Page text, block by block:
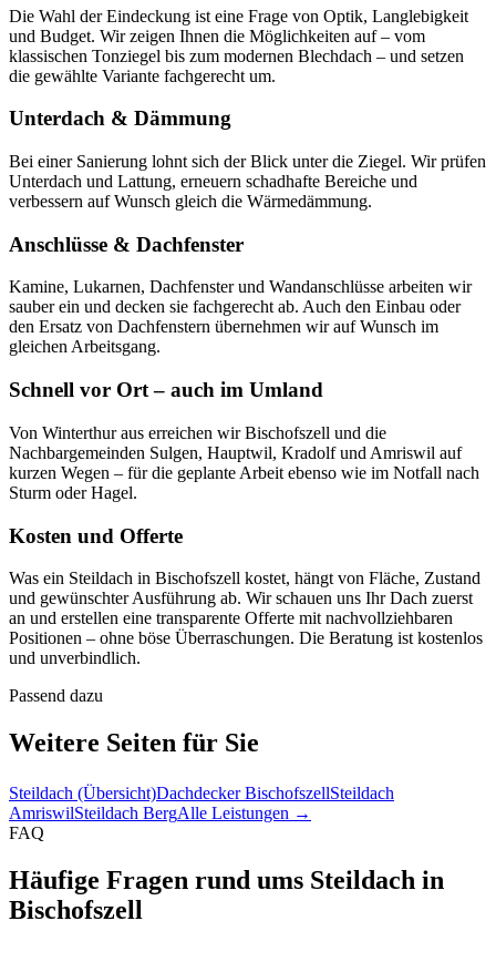
Die Wahl der Eindeckung ist eine Frage von Optik, Langlebigkeit
und Budget. Wir zeigen Ihnen die Möglichkeiten auf – vom
klassischen Tonziegel bis zum modernen Blechdach – und setzen
die gewählte Variante fachgerecht um.
Unterdach & Dämmung
Bei einer Sanierung lohnt sich der Blick unter die Ziegel. Wir prüfen
Unterdach und Lattung, erneuern schadhafte Bereiche und
verbessern auf Wunsch gleich die Wärmedämmung.
Anschlüsse & Dachfenster
Kamine, Lukarnen, Dachfenster und Wandanschlüsse arbeiten wir
sauber ein und decken sie fachgerecht ab. Auch den Einbau oder
den Ersatz von Dachfenstern übernehmen wir auf Wunsch im
gleichen Arbeitsgang.
Schnell vor Ort – auch im Umland
Von Winterthur aus erreichen wir Bischofszell und die
Nachbargemeinden Sulgen, Hauptwil, Kradolf und Amriswil auf
kurzen Wegen – für die geplante Arbeit ebenso wie im Notfall nach
Sturm oder Hagel.
Kosten und Offerte
Was ein Steildach in Bischofszell kostet, hängt von Fläche, Zustand
und gewünschter Ausführung ab. Wir schauen uns Ihr Dach zuerst
an und erstellen eine transparente Offerte mit nachvollziehbaren
Positionen – ohne böse Überraschungen. Die Beratung ist kostenlos
und unverbindlich.
Passend dazu
Weitere Seiten für Sie
Steildach (Übersicht)Dachdecker BischofszellSteildach
AmriswilSteildach BergAlle Leistungen →
FAQ
Häufige Fragen rund ums Steildach in
Bischofszell